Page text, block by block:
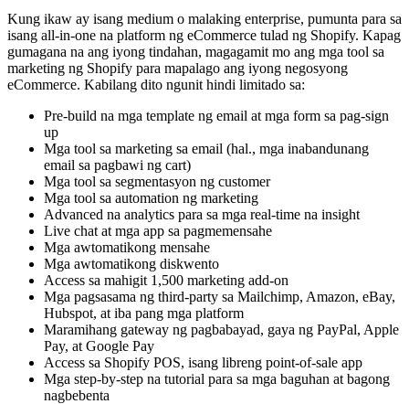
Kung ikaw ay isang medium o malaking enterprise, pumunta para sa
isang all-in-one na platform ng eCommerce tulad ng Shopify. Kapag
gumagana na ang iyong tindahan, magagamit mo ang mga tool sa
marketing ng Shopify para mapalago ang iyong negosyong
eCommerce. Kabilang dito ngunit hindi limitado sa:
Pre-build na mga template ng email at mga form sa pag-sign
up
Mga tool sa marketing sa email (hal., mga inabandunang
email sa pagbawi ng cart)
Mga tool sa segmentasyon ng customer
Mga tool sa automation ng marketing
Advanced na analytics para sa mga real-time na insight
Live chat at mga app sa pagmemensahe
Mga awtomatikong mensahe
Mga awtomatikong diskwento
Access sa mahigit 1,500 marketing add-on
Mga pagsasama ng third-party sa Mailchimp, Amazon, eBay,
Hubspot, at iba pang mga platform
Maramihang gateway ng pagbabayad, gaya ng PayPal, Apple
Pay, at Google Pay
Access sa Shopify POS, isang libreng point-of-sale app
Mga step-by-step na tutorial para sa mga baguhan at bagong
nagbebenta